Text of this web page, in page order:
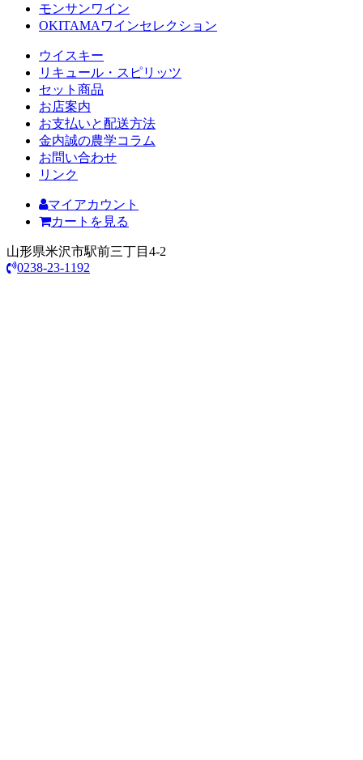
モンサンワイン
OKITAMAワインセレクション
ウイスキー
リキュール・スピリッツ
セット商品
お店案内
お支払いと配送方法
金内誠の農学コラム
お問い合わせ
リンク
マイアカウント
カートを見る
山形県米沢市駅前三丁目4-2
0238-23-1192